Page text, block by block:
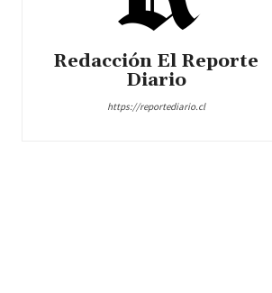
Redacción El Reporte
Diario
https://reportediario.cl